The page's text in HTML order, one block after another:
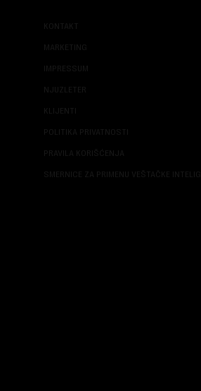
KONTAKT
MARKETING
IMPRESSUM
NJUZLETER
KLIJENTI
POLITIKA PRIVATNOSTI
PRAVILA KORIŠĆENJA
SMERNICE ZA PRIMENU VEŠTAČKE